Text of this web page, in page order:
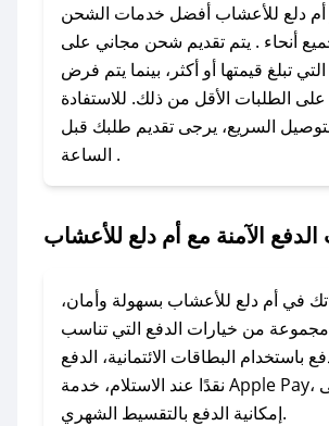
أم دلع للأعشاب. وفي حال عدم توفر
معنا عبر تويتر أو البريد الإلكتروني
لإضافته بسرعة.
### كيفية استخدام كود خصم أم دلع للأعشاب؟
1. انسخ كود الخصم من تطبيق صحصح.
2. الصقه في خانة الدفع عند التسوق من أم دلع
التواصل مع فريق دعم صحصح عبر
الخاصة على تويتر أو البريد الإلكتروني،
بحل المشكلة في أسرع وقت ممكن.
### ماذا أفعل إذا لم أجد كود خصم لمتجري
أم دلع للأعشاب أفضل خدمات الشحن
أنحاء . يتم تقديم شحن مجاني على
تبلغ قيمتها أو أكثر، بينما يتم فرض
الطلبات الأقل من ذلك. للاستفادة
السريع، يرجى تقديم طلبك قبل
الساعة .
الدفع الآمنة مع أم دلع للأعشاب
في أم دلع للأعشاب بسهولة وأمان،
من خيارات الدفع التي تناسب
باستخدام البطاقات الائتمانية، الدفع
نقدًا عند الاستلام، خدمة Apple Pay، بالإضافة إلى
إمكانية الدفع بالتقسيط الشهري.